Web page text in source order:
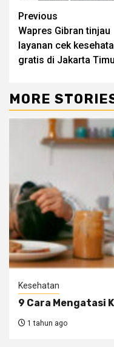
Continue
Reading
Previous
Wapres Gibran tinjau
layanan cek
gratis di Jakarta
MORE
Kesehatan
9 Cara Mengatasi
1 tahun ago